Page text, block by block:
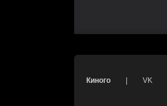
Киного | VK